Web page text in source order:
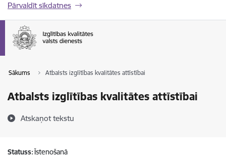
Pārvaldīt sīkdatnes
Sākums Atbalsts izglītības kvalitātes attīstībai
Atbalsts izglītības kvalitātes attīstībai
Atskaņot tekstu
Statuss:Īstenošanā